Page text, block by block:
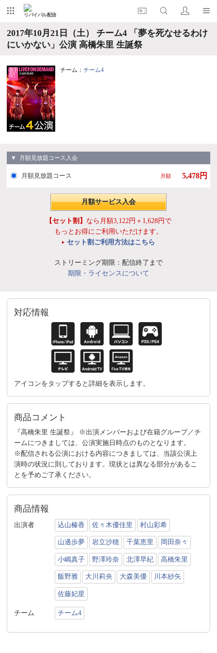
リバイバル配信
2017年10月21日（土） チーム4 「夢を死なせるわけ
にいかない」公演 高橋朱里 生誕祭
チーム： チーム4
▼ 月額見放題コース入会
月額見放題コース 月額 5,478円
月額サービス入会
【セット割】 なら月額3,122円＋1,628円で
もっとお得にご利用いただけます。
セット割ご利用方法はこちら
ストリーミング期限：配信終了まで
期限・ライセンスについて
対応情報
アイコンをタップすると詳細を表示します。
商品コメント
『高橋朱里 生誕祭』 ※出演メンバーおよび在籍グループ／チ
ームにつきましては、公演実施日時点のものとなります。
※配信される公演における内容につきましては、当該公演上
演時の状況に則しております。現状とは異なる部分があるこ
とを予めご了承ください。
商品情報
出演者 込山榛香 佐々木優佳里 村山彩希
山邊歩夢 岩立沙穂 千葉恵里 岡田奈々
小嶋真子 野澤玲奈 北澤早紀 高橋朱里
飯野雅 大川莉央 大森美優 川本紗矢
佐藤妃星
チーム チーム4